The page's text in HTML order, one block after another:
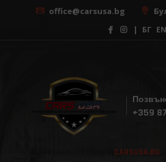
office@carsusa.bg
| БГ EN
+359
Безплатна консултация
С нашата помощ, изборът на
CARSUSA.BG